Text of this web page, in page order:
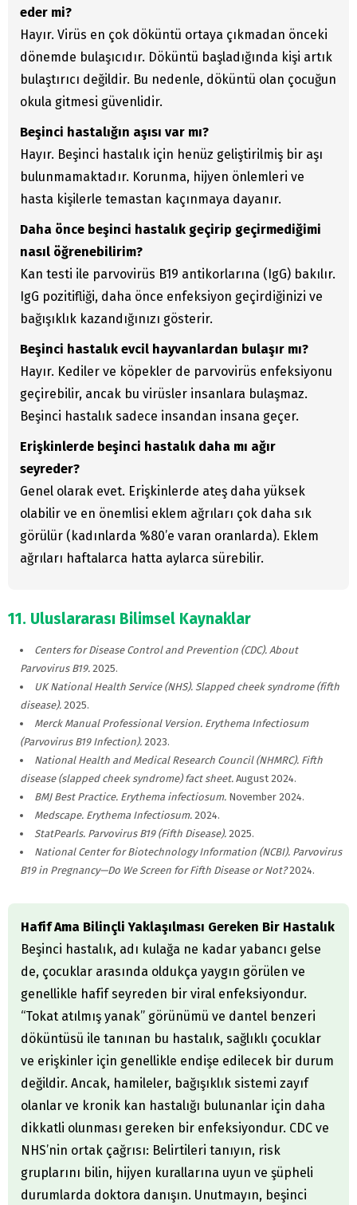
eder mi?
Hayır. Virüs en çok döküntü ortaya çıkmadan önceki
dönemde bulaşıcıdır. Döküntü başladığında kişi artık
bulaştırıcı değildir. Bu nedenle, döküntü olan çocuğun
okula gitmesi güvenlidir.
Beşinci hastalığın aşısı var mı?
Hayır. Beşinci hastalık için henüz geliştirilmiş bir aşı
bulunmamaktadır. Korunma, hijyen önlemleri ve
hasta kişilerle temastan kaçınmaya dayanır.
Daha önce beşinci hastalık geçirip geçirmediğimi
nasıl öğrenebilirim?
Kan testi ile parvovirüs B19 antikorlarına (IgG) bakılır.
IgG pozitifliği, daha önce enfeksiyon geçirdiğinizi ve
bağışıklık kazandığınızı gösterir.
Beşinci hastalık evcil hayvanlardan bulaşır mı?
Hayır. Kediler ve köpekler de parvovirüs enfeksiyonu
geçirebilir, ancak bu virüsler insanlara bulaşmaz.
Beşinci hastalık sadece insandan insana geçer.
Erişkinlerde beşinci hastalık daha mı ağır
seyreder?
Genel olarak evet. Erişkinlerde ateş daha yüksek
olabilir ve en önemlisi eklem ağrıları çok daha sık
görülür (kadınlarda %80’e varan oranlarda). Eklem
ağrıları haftalarca hatta aylarca sürebilir.
11. Uluslararası Bilimsel Kaynaklar
Centers for Disease Control and Prevention (CDC). About
Parvovirus B19. 2025.
UK National Health Service (NHS). Slapped cheek syndrome (fifth
disease). 2025.
Merck Manual Professional Version. Erythema Infectiosum
(Parvovirus B19 Infection). 2023.
National Health and Medical Research Council (NHMRC). Fifth
disease (slapped cheek syndrome) fact sheet. August 2024.
BMJ Best Practice. Erythema infectiosum. November 2024.
Medscape. Erythema Infectiosum. 2024.
StatPearls. Parvovirus B19 (Fifth Disease). 2025.
National Center for Biotechnology Information (NCBI). Parvovirus
B19 in Pregnancy—Do We Screen for Fifth Disease or Not?2024.
Hafif Ama Bilinçli Yaklaşılması Gereken Bir Hastalık
Beşinci hastalık, adı kulağa ne kadar yabancı gelse
de, çocuklar arasında oldukça yaygın görülen ve
genellikle hafif seyreden bir viral enfeksiyondur.
“Tokat atılmış yanak” görünümü ve dantel benzeri
döküntüsü ile tanınan bu hastalık, sağlıklı çocuklar
ve erişkinler için genellikle endişe edilecek bir durum
değildir. Ancak, hamileler, bağışıklık sistemi zayıf
olanlar ve kronik kan hastalığı bulunanlar için daha
dikkatli olunması gereken bir enfeksiyondur. CDC ve
NHS’nin ortak çağrısı: Belirtileri tanıyın, risk
gruplarını bilin, hijyen kurallarına uyun ve şüpheli
durumlarda doktora danışın. Unutmayın, beşinci